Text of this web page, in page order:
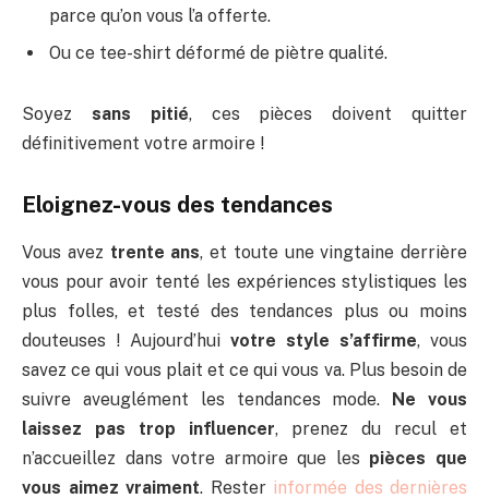
parce qu’on vous l’a offerte.
Ou ce tee-shirt déformé de piètre qualité.
Soyez sans pitié, ces pièces doivent quitter
définitivement votre armoire !
Eloignez-vous des tendances
Vous avez trente ans, et toute une vingtaine derrière
vous pour avoir tenté les expériences stylistiques les
plus folles, et testé des tendances plus ou moins
douteuses ! Aujourd’hui votre style s’affirme, vous
savez ce qui vous plait et ce qui vous va. Plus besoin de
suivre aveuglément les tendances mode. Ne vous
laissez pas trop influencer, prenez du recul et
n’accueillez dans votre armoire que les pièces que
vous aimez vraiment. Rester informée des dernières